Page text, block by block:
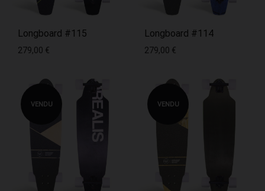
Longboard #115
279,00 €
Longboard #114
279,00 €
VENDU VENDU